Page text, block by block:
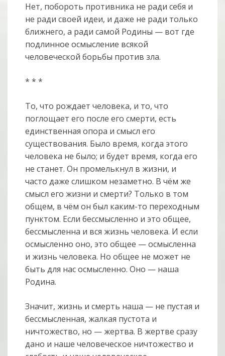
Нет, побороть противника не ради себя и
не ради своей идеи, и даже не ради только
ближнего, а ради самой Родины — вот где
подлинное осмысление всякой
человеческой борьбы против зла.
* * *
То, что рождает человека, и то, что
поглощает его после его смерти, есть
единственная опора и смысл его
существования. Было время, когда этого
человека не было; и будет время, когда его
не станет. Он промелькнул в жизни, и
часто даже слишком незаметно. В чём же
смысл его жизни и смерти? Только в том
общем, в чём он был каким-то переходным
пунктом. Если бессмысленно и это общее,
бессмысленна и вся жизнь человека. И если
осмысленно оно, это общее — осмысленна
и жизнь человека. Но общее не может не
быть для нас осмысленно. Оно — наша
Родина.
Значит, жизнь и смерть наша — не пустая и
бессмысленная, жалкая пустота и
ничтожество, но — жертва. В жертве сразу
дано и наше человеческое ничтожество и